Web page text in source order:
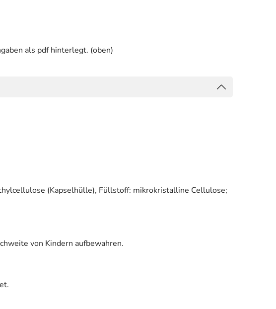
als pdf hinterlegt. (oben)
(Kapselhülle), Füllstoff: mikrokristalline Cellulose;
von Kindern aufbewahren.